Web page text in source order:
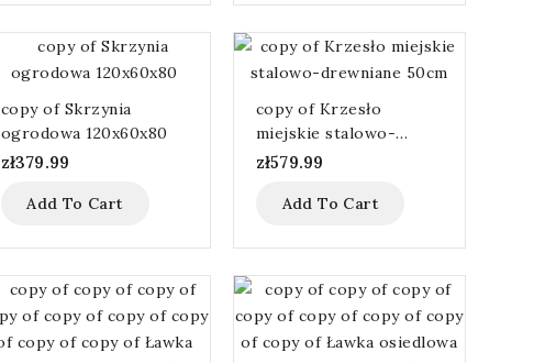
copy of Skrzynia
ogrodowa 120x60x80
zł379.99
Add To Cart
copy of Krzesło
miejskie stalowo-
drewniane 50cm
zł579.99
Add To Cart